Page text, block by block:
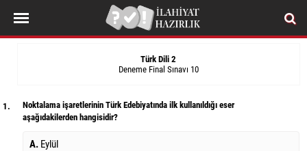
Türk Dili 2
Deneme Final Sınavı 10
1.
Noktalama işaretlerinin Türk Edebiyatında ilk kullanıldığı eser
aşağıdakilerden hangisidir?
A. Eylül